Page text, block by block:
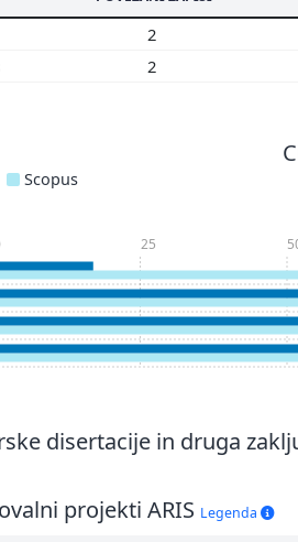
2
2
Scopus
25
disertacije in druga
projekti ARIS Legenda